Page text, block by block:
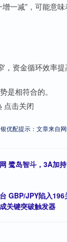
一减”，可能意
，资金循环效率
是相符合的。
点击关闭
优配提示：文章来自网
鹭岛智斗，3A加
GBP/JPY陷入
关键突破触发器